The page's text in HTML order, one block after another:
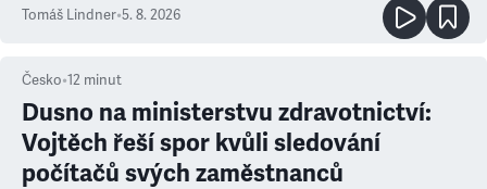
Tomáš Lindner•5. 8. 2026
Česko•12 minut
Dusno na ministerstvu zdravotnictví:
Vojtěch řeší spor kvůli sledování
počítačů svých zaměstnanců